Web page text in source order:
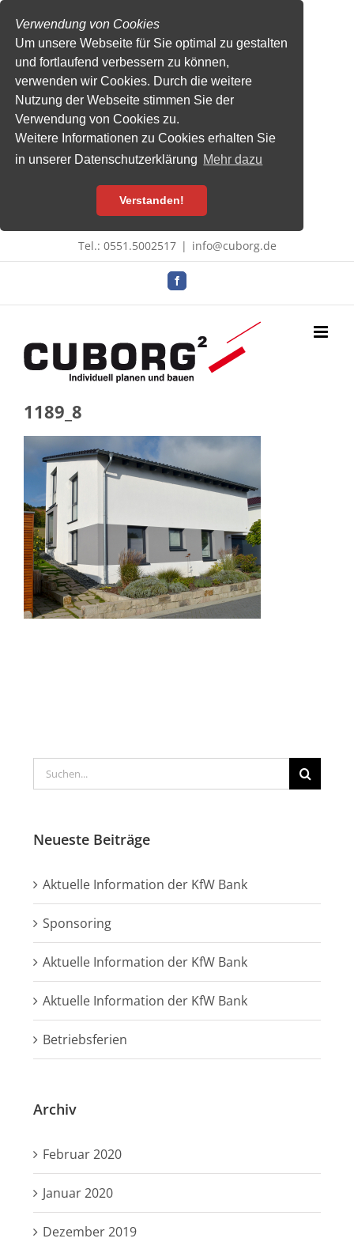
Verwendung von Cookies
Um unsere Webseite für Sie optimal zu gestalten
und fortlaufend verbessern zu können,
verwenden wir Cookies. Durch die weitere
Nutzung der Webseite stimmen Sie der
Verwendung von Cookies zu.
Weitere Informationen zu Cookies erhalten Sie
in unserer Datenschutzerklärung Mehr dazu
Verstanden!
Inhalt
Tel.: 0551.5002517 | info@cuborg.de
Facebook
1189_8
Suche
nach:
Neueste Beiträge
Aktuelle Information der KfW Bank
Sponsoring
Aktuelle Information der KfW Bank
Aktuelle Information der KfW Bank
Betriebsferien
Archiv
Februar 2020
Januar 2020
Dezember 2019